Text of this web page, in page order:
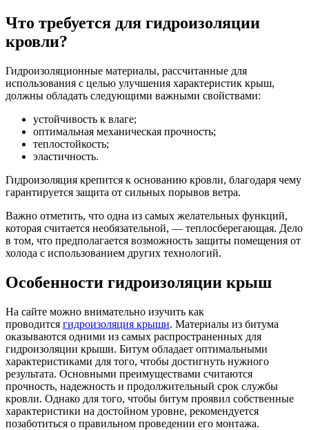
Что требуется для гидроизоляции
кровли?
Гидроизоляционные материалы, рассчитанные для
использования с целью улучшения характеристик крыш,
должны обладать следующими важными свойствами:
устойчивость к влаге;
оптимальная механическая прочность;
теплостойкость;
эластичность.
Гидроизоляция крепится к основанию кровли, благодаря чему
гарантируется защита от сильных порывов ветра.
Важно отметить, что одна из самых желательных функций,
которая считается необязательной, — теплосберегающая. Дело
в том, что предполагается возможность защиты помещения от
холода с использованием других технологий.
Особенности гидроизоляции крыш
На сайте можно внимательно изучить как
проводится гидроизоляция крыши. Материалы из битума
оказываются одними из самых распространенных для
гидроизоляции крыши. Битум обладает оптимальными
характеристиками для того, чтобы достигнуть нужного
результата. Основными преимуществами считаются
прочность, надежность и продолжительный срок службы
кровли. Однако для того, чтобы битум проявил собственные
характеристики на достойном уровне, рекомендуется
позаботиться о правильном проведении его монтажа.